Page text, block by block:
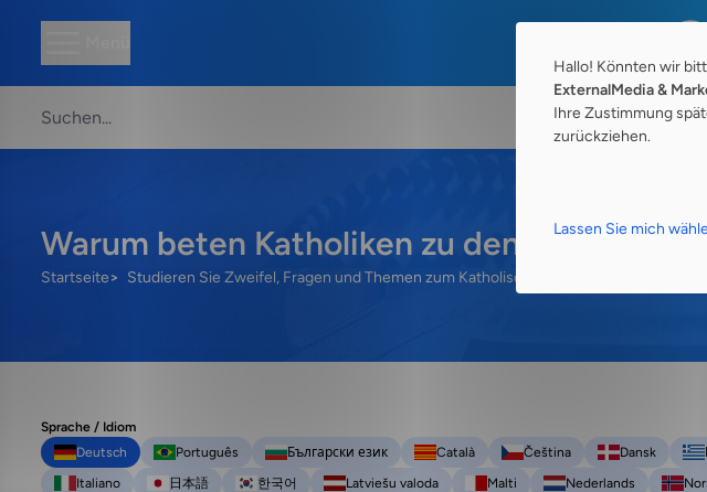
Warum beten Katholiken zu den Heiligen?
Startseite Studieren Sie Zweifel, Fragen und Themen zum Katholischen Glauben.
Sprache / Idiom
Deutsch
Português Български език Català Čeština Dansk
Italiano
日本語 한국어 Latviešu valoda Malti Nederlands
Hallo! Könnten wir
ExternalMedia &
Ihre Zustimmung
zurückziehen.
Lassen Sie mich